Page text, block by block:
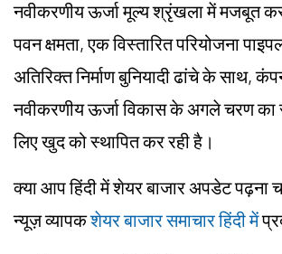
नवीकरणीय ऊर्जा मूल्य श्रृंखला में मजबूत
पवन क्षमता, एक विस्तारित परियोजना
अतिरिक्त निर्माण बुनियादी ढांचे के साथ,
नवीकरणीय ऊर्जा विकास के अगले चरण
लिए खुद को स्थापित कर रही है।
क्या आप हिंदी में शेयर बाजार अपडेट पढ़ना
न्यूज़ व्यापकशेयर बाजार समाचार हिंदी में